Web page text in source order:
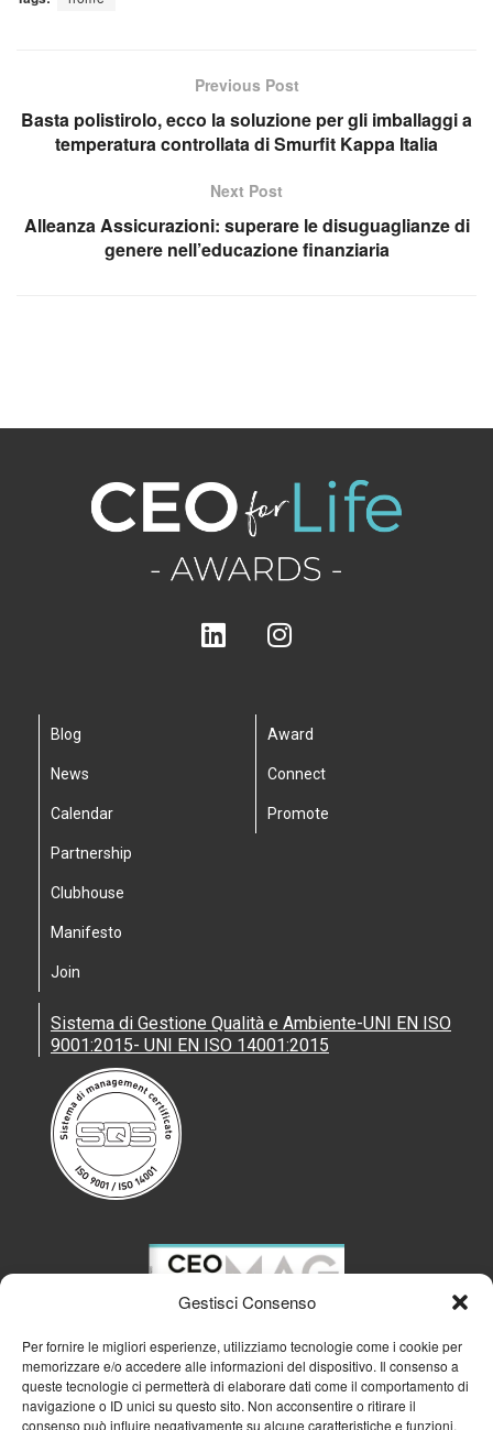
Gestisci Consenso
Per fornire le migliori esperienze, utilizziamo tecnologie come i cookie per
memorizzare e/o accedere alle informazioni del dispositivo. Il consenso a
queste tecnologie ci permetterà di elaborare dati come il comportamento di
navigazione o ID unici su questo sito. Non acconsentire o ritirare il
consenso può influire negativamente su alcune caratteristiche e funzioni.
Previous Post
Basta polistirolo, ecco la soluzione per gli imballaggi a
temperatura controllata di Smurfit Kappa Italia
Next Post
Alleanza Assicurazioni: superare le disuguaglianze di
genere nell’educazione finanziaria
Blog
News
Calendar
Partnership
Clubhouse
Manifesto
Join
Award
Connect
Promote
Sistema di Gestione Qualità e Ambiente-UNI EN ISO
9001:2015- UNI EN ISO 14001:2015